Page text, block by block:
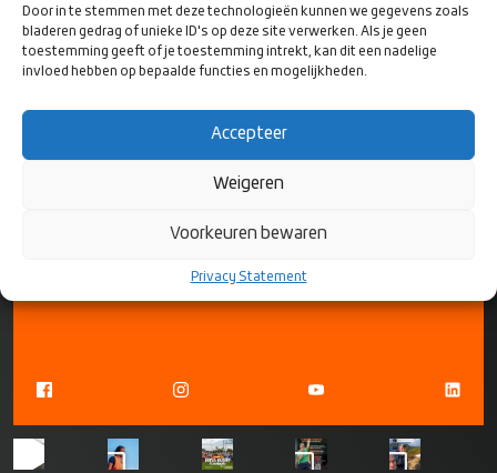
Door in te stemmen met deze technologieën kunnen we gegevens zoals
bladeren gedrag of unieke ID's op deze site verwerken. Als je geen
toestemming geeft of je toestemming intrekt, kan dit een nadelige
invloed hebben op bepaalde functies en mogelijkheden.
Accepteer
Weigeren
Voorkeuren bewaren
Privacy Statement
Website:Beachrugby Havelte
Instagram:Beachrugby Havelte